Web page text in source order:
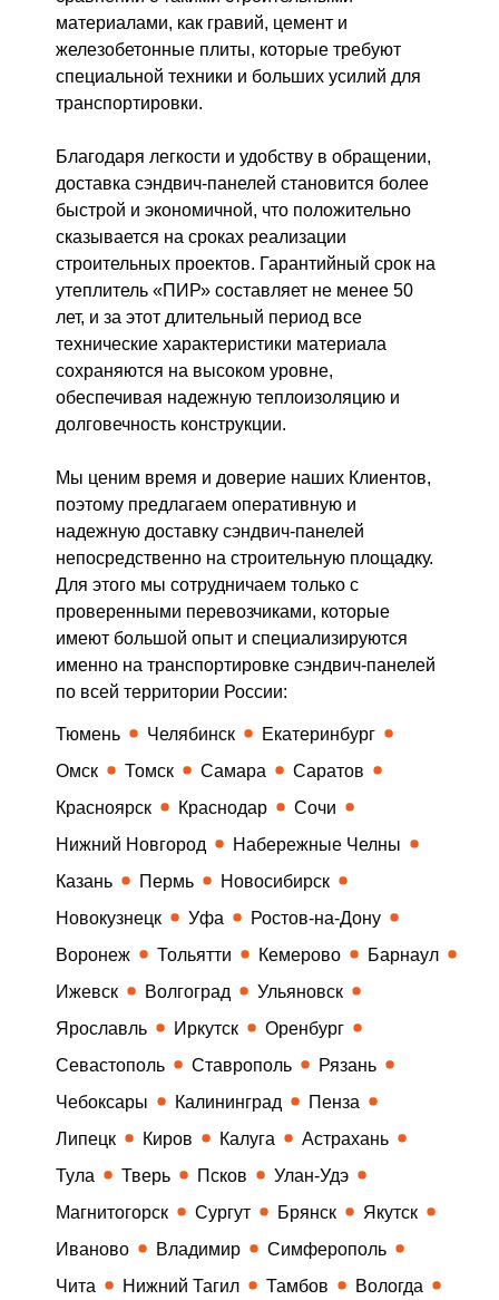
материалами, как гравий, цемент и
железобетонные плиты, которые требуют
специальной техники и больших усилий для
транспортировки.
Благодаря легкости и удобству в обращении,
доставка сэндвич-панелей становится более
быстрой и экономичной, что положительно
сказывается на сроках реализации
строительных проектов. Гарантийный срок на
утеплитель «ПИР» составляет не менее 50
лет, и за этот длительный период все
технические характеристики материала
сохраняются на высоком уровне,
обеспечивая надежную теплоизоляцию и
долговечность конструкции.
Мы ценим время и доверие наших Клиентов,
поэтому предлагаем оперативную и
надежную доставку сэндвич-панелей
непосредственно на строительную площадку.
Для этого мы сотрудничаем только с
проверенными перевозчиками, которые
имеют большой опыт и специализируются
именно на транспортировке сэндвич-панелей
по всей территории России:
Тюмень Челябинск
Екатеринбург
Омск
Томск Самара
Саратов
Красноярск
Краснодар
Сочи
Нижний Новгород
Набережные Челны
Казань
Пермь
Новосибирск
Новокузнецк
Уфа
Ростов-на-Дону
Воронеж
Тольятти Кемерово
Барнаул
Ижевск
Волгоград
Ульяновск
Ярославль
Иркутск
Оренбург
Севастополь
Ставрополь
Рязань
Чебоксары
Калининград
Пенза
Липецк
Киров Калуга
Астрахань
Тула
Тверь Псков
Улан-Удэ
Магнитогорск
Сургут Брянск
Якутск
Иваново
Владимир
Симферополь
Чита
Нижний Тагил Тамбов
Вологда